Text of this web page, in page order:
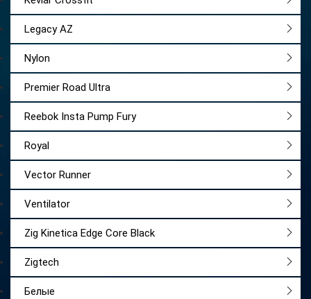
Legacy AZ
Nylon
Premier Road Ultra
Reebok Insta Pump Fury
Royal
Vector Runner
Ventilator
Zig Kinetica Edge Core Black
Zigtech
Белые